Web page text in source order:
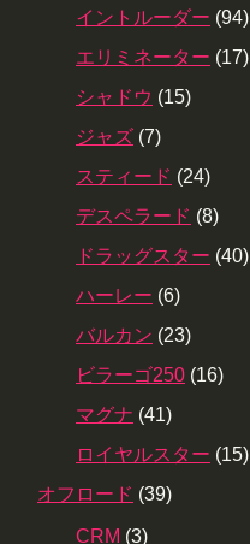
イントルーダー (94)
エリミネーター (17)
シャドウ (15)
ジャズ (7)
スティード (24)
デスペラード (8)
ドラッグスター (40)
ハーレー (6)
バルカン (23)
ビラーゴ250 (16)
マグナ (41)
ロイヤルスター (15)
オフロード (39)
CRM (3)